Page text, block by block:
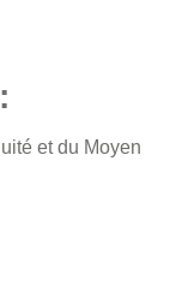
et du Moyen